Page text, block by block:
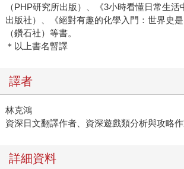
（PHP研究所出版）、《3小時看懂日常生
出版社）、《絕對有趣的化學入門：世界史是
（鑽石社）等書。
＊以上書名暫譯
譯者
林克鴻
資深日文翻譯作者、資深遊戲類分析與攻略作
詳細資料